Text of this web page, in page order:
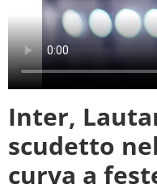
Inter,
scudetto
curva a